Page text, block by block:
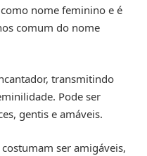
nome feminino e é
comum do nome
transmitindo
Pode ser
gentis e amáveis.
ser amigáveis,